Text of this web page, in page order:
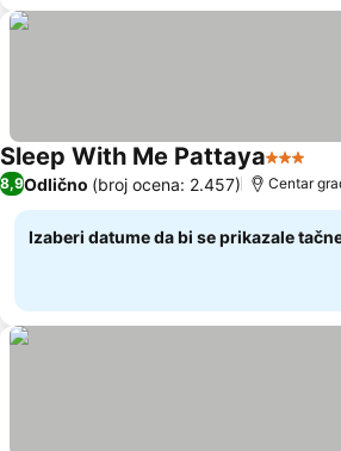
Sleep With Me Pattaya3
8,9Odlično (broj ocena: 2.457) Centar
Izaberi datume da bi se prikazale